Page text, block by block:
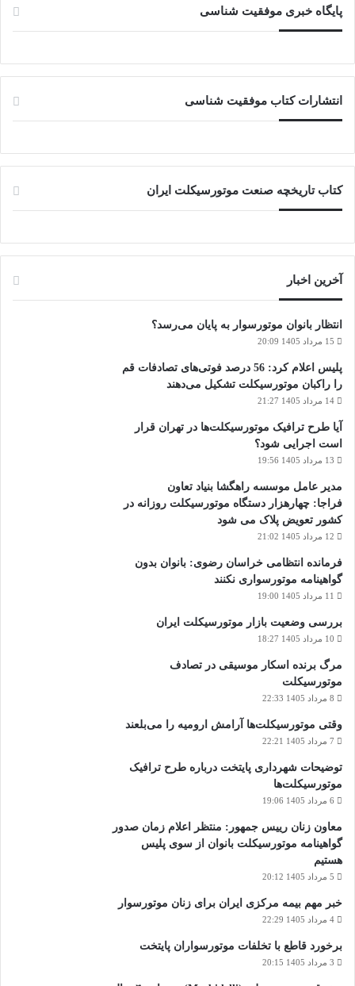
پایگاه خبری موفقیت شناسی
انتشارات کتاب موفقیت شناسی
کتاب تاریخچه صنعت موتورسیکلت ایران
آخرین اخبار
انتظار بانوان موتورسوار به پایان می‌رسد؟
15 مرداد 1405 20:09
پلیس اعلام کرد: 56 درصد فوتی‌های تصادفات قم
را راکبان موتورسیکلت تشکیل می‌دهند
14 مرداد 1405 21:27
آیا طرح ترافیک موتورسیکلت‌ها در تهران قرار
است اجرایی شود؟
13 مرداد 1405 19:56
مدیر عامل موسسه راهگشا بنیاد تعاون
فراجا: چهارهزار دستگاه موتورسیکلت روزانه در
کشور تعویض پلاک می شود
12 مرداد 1405 21:02
فرمانده انتظامی خراسان رضوی: بانوان بدون
گواهینامه موتورسواری نکنند
11 مرداد 1405 19:00
بررسی وضعیت بازار موتورسیکلت ایران
10 مرداد 1405 18:27
مرگ برنده اسکار موسیقی در تصادف
موتورسیکلت
8 مرداد 1405 22:33
وقتی موتورسیکلت‌ها آرامش ارومیه را می‌بلعند
7 مرداد 1405 22:21
توضیحات شهرداری پایتخت درباره طرح ترافیک
موتورسیکلت‌ها
6 مرداد 1405 19:06
معاون زنان رییس جمهور: منتظر اعلام زمان صدور
گواهینامه موتورسیکلت بانوان از سوی پلیس
هستیم
5 مرداد 1405 20:12
خبر مهم بیمه مرکزی ایران برای زنان موتورسوار
4 مرداد 1405 22:29
برخورد قاطع با تخلفات موتورسواران پایتخت
3 مرداد 1405 20:15